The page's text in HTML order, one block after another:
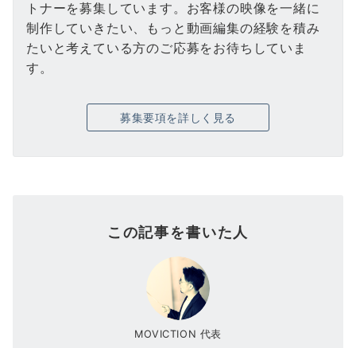
トナーを募集しています。お客様の映像を一緒に
制作していきたい、もっと動画編集の経験を積み
たいと考えている方のご応募をお待ちしていま
す。
募集要項を詳しく見る
この記事を書いた人
MOVICTION 代表